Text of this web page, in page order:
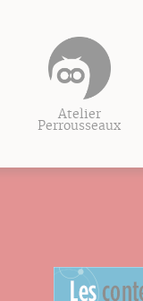
Atelier
Perrousseaux